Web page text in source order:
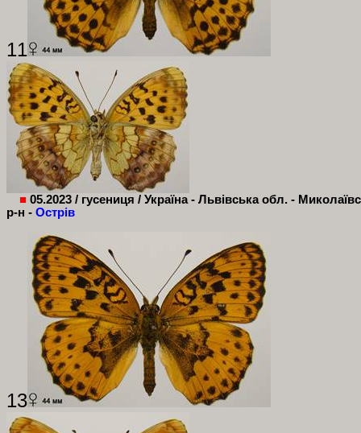
11
■ 05.2023 / гусениця / Україна - Львівська обл. -
р-н - Острів
13